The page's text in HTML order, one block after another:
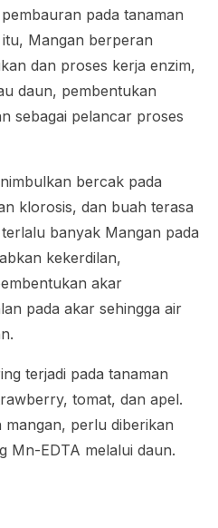
pada tanaman
Mangan berperan
dan proses kerja enzim,
daun, pembentukan
sebagai pelancar proses
bercak pada
klorosis, dan buah terasa
banyak Mangan pada
kekerdilan,
akar
pada akar sehingga air
terjadi pada tanaman
tomat, dan apel.
perlu diberikan
Mn-EDTA melalui daun.